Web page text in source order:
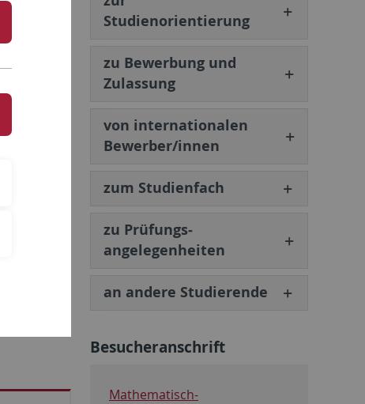
Studienorientierung
zu Bewerbung und
Zulassung
von internationalen
Bewerber/innen
zum Studienfach
zu Prüfungs­
angelegenheiten
an andere Studierende
Besucheranschrift
Mathematisch-